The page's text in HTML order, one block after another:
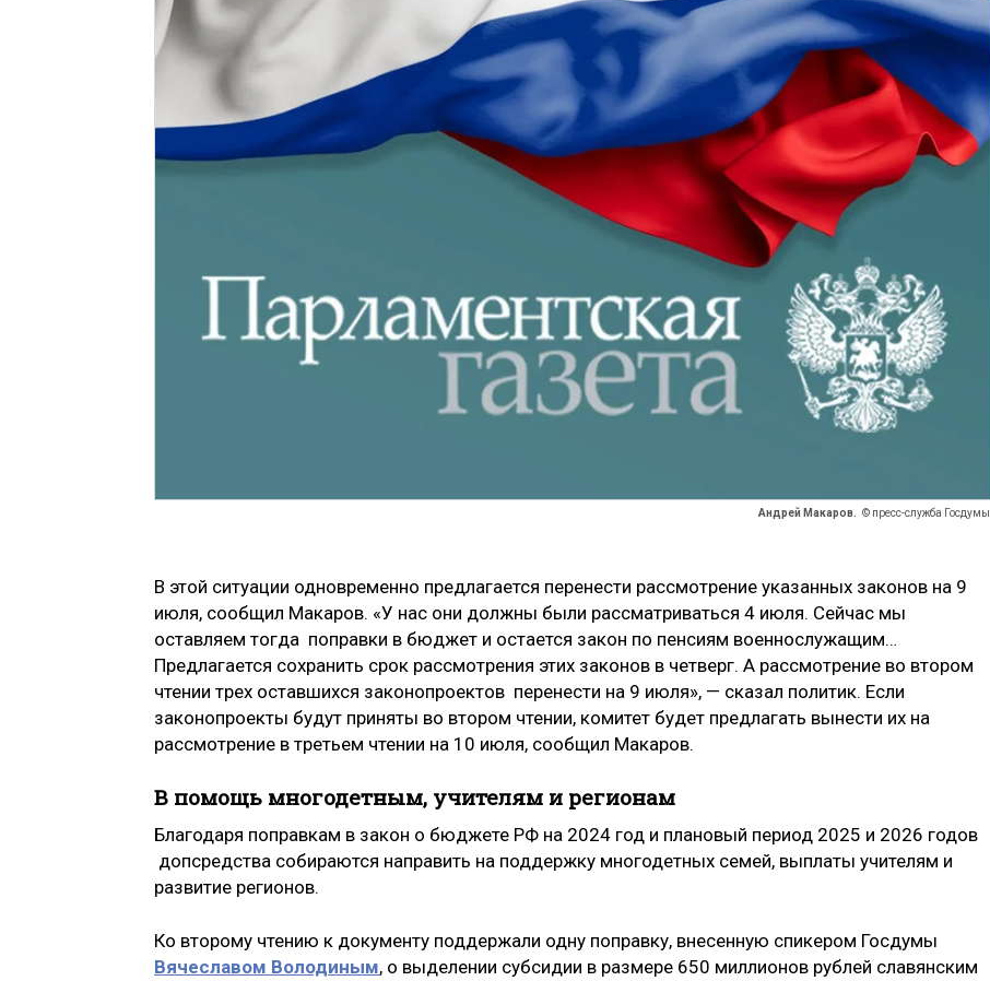
Андрей Макаров. © пресс-служба Госдумы
В этой ситуации одновременно предлагается перенести рассмотрение указанных законов на 9
июля, сообщил Макаров. «У нас они должны были рассматриваться 4 июля. Сейчас мы
оставляем тогда поправки в бюджет и остается закон по пенсиям военнослужащим…
Предлагается сохранить срок рассмотрения этих законов в четверг. А рассмотрение во втором
чтении трех оставшихся законопроектов перенести на 9 июля», — сказал политик. Если
законопроекты будут приняты во втором чтении, комитет будет предлагать вынести их на
рассмотрение в третьем чтении на 10 июля, сообщил Макаров.
В помощь многодетным, учителям и регионам
Благодаря поправкам в закон о бюджете РФ на 2024 год и плановый период 2025 и 2026 годов
допсредства собираются направить на поддержку многодетных семей, выплаты учителям и
развитие регионов.
Ко второму чтению к документу поддержали одну поправку, внесенную спикером Госдумы
Вячеславом Володиным, о выделении субсидии в размере 650 миллионов рублей славянским